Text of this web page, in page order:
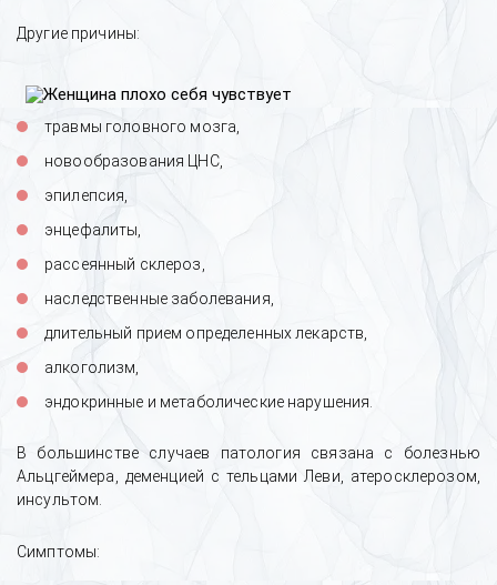
Другие причины:
травмы головного мозга,
новообразования ЦНС,
эпилепсия,
энцефалиты,
рассеянный склероз,
наследственные заболевания,
длительный прием определенных лекарств,
алкоголизм,
эндокринные и метаболические нарушения.
В большинстве случаев патология связана с болезнью
Альцгеймера, деменцией с тельцами Леви, атеросклерозом,
инсультом.
Симптомы: